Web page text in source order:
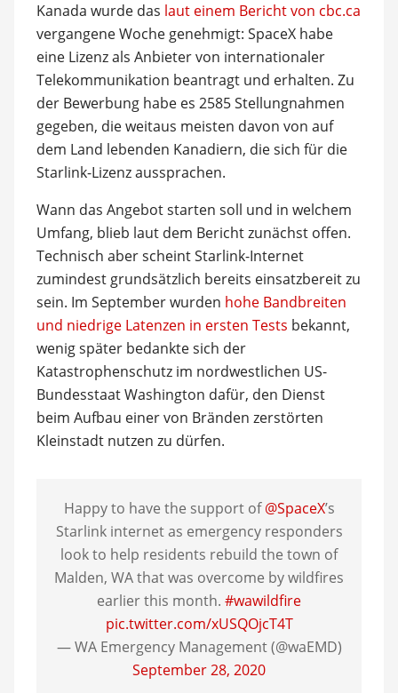
Kanada wurde das laut einem Bericht von cbc.ca
vergangene Woche genehmigt: SpaceX habe
eine Lizenz als Anbieter von internationaler
Telekommunikation beantragt und erhalten. Zu
der Bewerbung habe es 2585 Stellungnahmen
gegeben, die weitaus meisten davon von auf
dem Land lebenden Kanadiern, die sich für die
Starlink-Lizenz aussprachen.
Wann das Angebot starten soll und in welchem
Umfang, blieb laut dem Bericht zunächst offen.
Technisch aber scheint Starlink-Internet
zumindest grundsätzlich bereits einsatzbereit zu
sein. Im September wurden hohe Bandbreiten
und niedrige Latenzen in ersten Tests bekannt,
wenig später bedankte sich der
Katastrophenschutz im nordwestlichen US-
Bundesstaat Washington dafür, den Dienst
beim Aufbau einer von Bränden zerstörten
Kleinstadt nutzen zu dürfen.
Happy to have the support of@SpaceX’s
Starlink internet as emergency responders
look to help residents rebuild the town of
Malden, WA that was overcome by wildfires
earlier this month. #wawildfire
pic.twitter.com/xUSQOjcT4T
— WA Emergency Management (@waEMD)
September 28, 2020